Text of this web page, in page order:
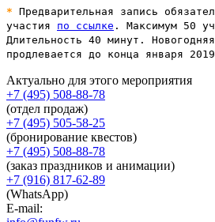
* Предварительная запись
участия по ссылке . Максимум 50
Длительность 40 минут.
продлевается до конца января
Актуально для этого мероприятия
+7 (495) 508-88-78
(отдел продаж)
+7 (495) 505-58-25
(бронирование квестов)
+7 (495) 508-88-78
(заказ праздников и анимации)
+7 (916) 817-62-89
(WhatsApp)
E-mail: